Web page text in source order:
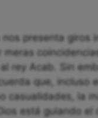
presenta giros
meras
rey Acab. Sin
que, incluso
casualidades, la
está guiando el